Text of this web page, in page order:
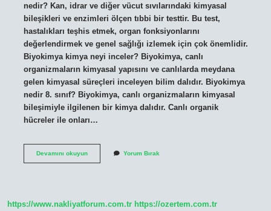
nedir? Kan, idrar ve diğer vücut sıvılarındaki kimyasal
bileşikleri ve enzimleri ölçen tıbbi bir testtir. Bu test,
hastalıkları teşhis etmek, organ fonksiyonlarını
değerlendirmek ve genel sağlığı izlemek için çok önemlidir.
Biyokimya kimya neyi inceler? Biyokimya, canlı
organizmaların kimyasal yapısını ve canlılarda meydana
gelen kimyasal süreçleri inceleyen bilim dalıdır. Biyokimya
nedir 8. sınıf? Biyokimya, canlı organizmaların kimyasal
bileşimiyle ilgilenen bir kimya dalıdır. Canlı organik
hücreler ile onları…
Devamını okuyunBiyokimya
Yorum Bırak
https://www.nakliyatforum.com.tr https://ozertem.com.tr